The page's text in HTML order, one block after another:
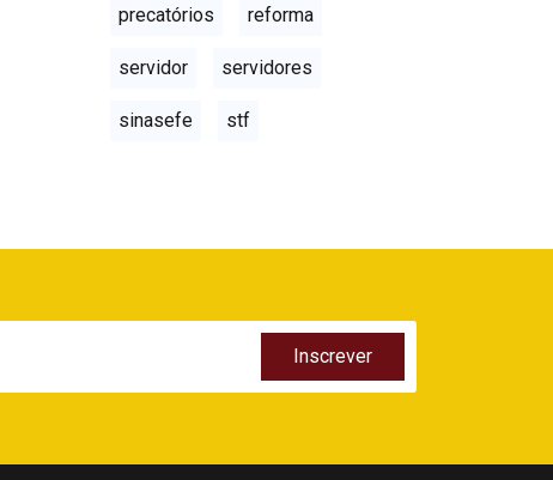
precatórios reforma
servidor servidores
sinasefe stf